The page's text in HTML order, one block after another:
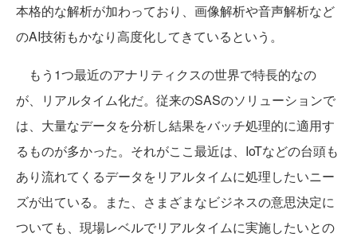
本格的な解析が加わっており、画像解析や音声解析など
のAI技術もかなり高度化してきているという。
もう1つ最近のアナリティクスの世界で特長的なの
が、リアルタイム化だ。従来のSASのソリューションで
は、大量なデータを分析し結果をバッチ処理的に適用す
るものが多かった。それがここ最近は、IoTなどの台頭も
あり流れてくるデータをリアルタイムに処理したいニー
ズが出ている。また、さまざまなビジネスの意思決定に
ついても、現場レベルでリアルタイムに実施したいとの